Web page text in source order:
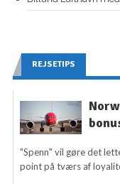
REJSETIPS
"Spenn" vil gøre det
point på tværs af